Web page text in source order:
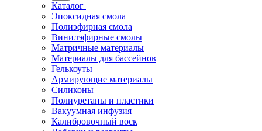
Каталог
Эпоксидная смола
Полиэфирная смола
Винилэфирные смолы
Матричные материалы
Материалы для бассейнов
Гелькоуты
Армирующие материалы
Силиконы
Полиуретаны и пластики
Вакуумная инфузия
Калибровочный воск